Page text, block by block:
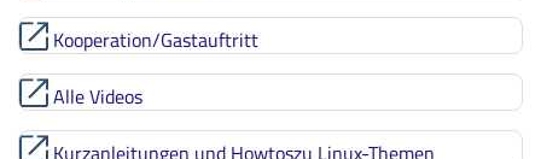
Kooperation/Gastauftritt
Alle Videos